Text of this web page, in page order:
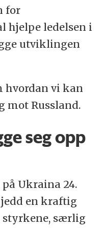
for
hjelpe ledelsen i
utviklingen
hvordan vi kan
mot Russland.
seg opp
Ukraina 24.
en kraftig
styrkene, særlig